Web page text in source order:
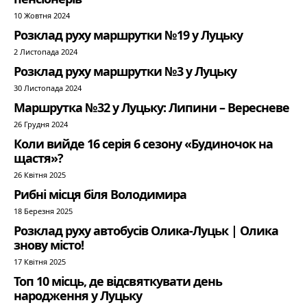
10 Жовтня 2024
Розклад руху маршрутки №19 у Луцьку
2 Листопада 2024
Розклад руху маршрутки №3 у Луцьку
30 Листопада 2024
Маршрутка №32 у Луцьку: Липини – Вересневе
26 Грудня 2024
Коли вийде 16 серія 6 сезону «Будиночок на
щастя»?
26 Квітня 2025
Рибні місця біля Володимира
18 Березня 2025
Розклад руху автобусів Олика-Луцьк | Олика
знову місто!
17 Квітня 2025
Топ 10 місць, де відсвяткувати день
народження у Луцьку